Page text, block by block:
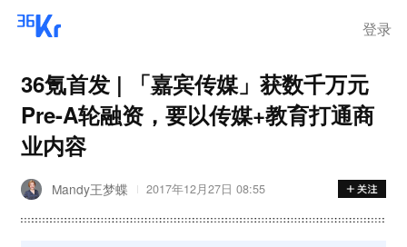
登录
36氪首发 | 「嘉宾传媒」获数千万元
Pre-A轮融资，要以传媒+教育打通商
业内容
Mandy王梦蝶 2017年12月27日 08:55